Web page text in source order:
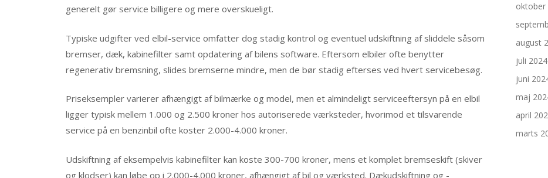
generelt gør service billigere og mere overskueligt.
Typiske udgifter ved elbil-service omfatter dog stadig kontrol og eventuel udskiftning af sliddele såsom
bremser, dæk, kabinefilter samt opdatering af bilens software. Eftersom elbiler ofte benytter
regenerativ bremsning, slides bremserne mindre, men de bør stadig efterses ved hvert servicebesøg.
Priseksempler varierer afhængigt af bilmærke og model, men et almindeligt serviceeftersyn på en elbil
ligger typisk mellem 1.000 og 2.500 kroner hos autoriserede værksteder, hvorimod et tilsvarende
service på en benzinbil ofte koster 2.000-4.000 kroner.
Udskiftning af eksempelvis kabinefilter kan koste 300-700 kroner, mens et komplet bremseskift (skiver
og klodser) kan løbe op i 2.000-4.000 kroner, afhængigt af bil og værksted. Dækudskiftning og -
oktober
august
juli 2024
juni
maj
april
marts